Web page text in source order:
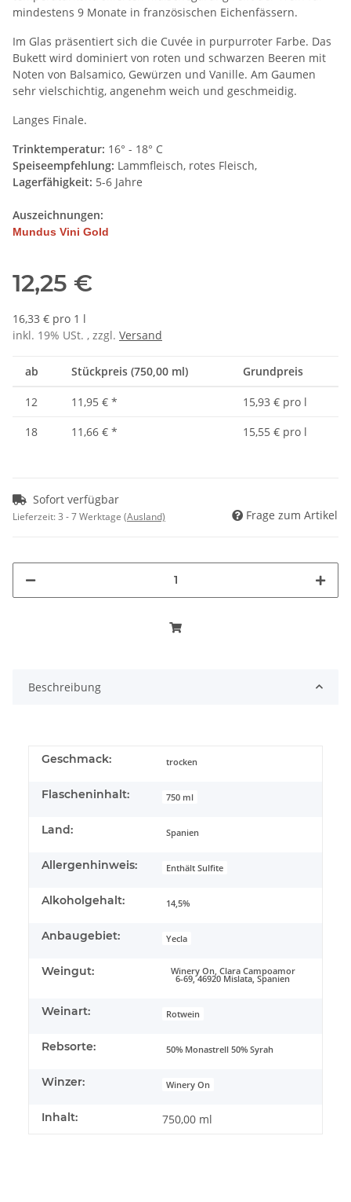
mindestens 9 Monate in französischen Eichenfässern.
Im Glas präsentiert sich die Cuvée in purpurroter Farbe. Das
Bukett wird dominiert von roten und schwarzen Beeren mit
Noten von Balsamico, Gewürzen und Vanille. Am Gaumen
sehr vielschichtig, angenehm weich und geschmeidig.
Langes Finale.
Trinktemperatur: 16° - 18° C
Speiseempfehlung: Lammfleisch, rotes Fleisch,
Lagerfähigkeit: 5-6 Jahre
Auszeichnungen:
Mundus Vini Gold
12,25 €
16,33 € pro 1 l
inkl. 19% USt. , zzgl. Versand
ab Stückpreis (750,00 ml) Grundpreis
12 11,95 € *
15,93 € pro l
18
11,66 € * 15,55 € pro l
Sofort verfügbar
Lieferzeit:3 - 7 Werktage (Ausland) Frage zum Artikel
Beschreibung
Geschmack: trocken
Flascheninhalt: 750 ml
Land: Spanien
Allergenhinweis: Enthält Sulfite
Alkoholgehalt: 14,5%
Anbaugebiet: Yecla
Weingut: Winery On, Clara Campoamor
6-69, 46920 Mislata, Spanien
Weinart: Rotwein
Rebsorte: 50% Monastrell 50% Syrah
Winzer: Winery On
Inhalt: 750,00 ml